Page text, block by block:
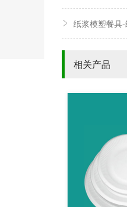
纸浆模塑餐具-
相关产品